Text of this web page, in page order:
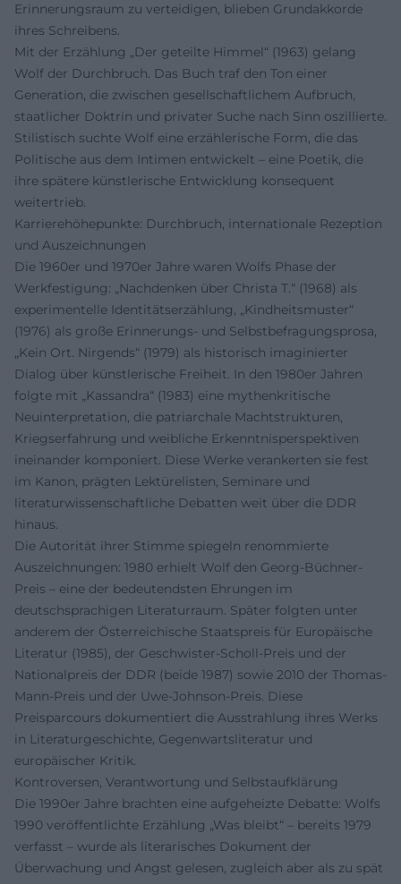
Erinnerungsraum zu verteidigen, blieben Grundakkorde
ihres Schreibens.
Mit der Erzählung „Der geteilte Himmel“ (1963) gelang
Wolf der Durchbruch. Das Buch traf den Ton einer
Generation, die zwischen gesellschaftlichem Aufbruch,
staatlicher Doktrin und privater Suche nach Sinn oszillierte.
Stilistisch suchte Wolf eine erzählerische Form, die das
Politische aus dem Intimen entwickelt – eine Poetik, die
ihre spätere künstlerische Entwicklung konsequent
weitertrieb.
Karrierehöhepunkte: Durchbruch, internationale Rezeption
und Auszeichnungen
Die 1960er und 1970er Jahre waren Wolfs Phase der
Werkfestigung: „Nachdenken über Christa T.“ (1968) als
experimentelle Identitätserzählung, „Kindheitsmuster“
(1976) als große Erinnerungs- und Selbstbefragungsprosa,
„Kein Ort. Nirgends“ (1979) als historisch imaginierter
Dialog über künstlerische Freiheit. In den 1980er Jahren
folgte mit „Kassandra“ (1983) eine mythenkritische
Neuinterpretation, die patriarchale Machtstrukturen,
Kriegserfahrung und weibliche Erkenntnisperspektiven
ineinander komponiert. Diese Werke verankerten sie fest
im Kanon, prägten Lektürelisten, Seminare und
literaturwissenschaftliche Debatten weit über die DDR
hinaus.
Die Autorität ihrer Stimme spiegeln renommierte
Auszeichnungen: 1980 erhielt Wolf den Georg-Büchner-
Preis – eine der bedeutendsten Ehrungen im
deutschsprachigen Literaturraum. Später folgten unter
anderem der Österreichische Staatspreis für Europäische
Literatur (1985), der Geschwister-Scholl-Preis und der
Nationalpreis der DDR (beide 1987) sowie 2010 der Thomas-
Mann-Preis und der Uwe-Johnson-Preis. Diese
Preisparcours dokumentiert die Ausstrahlung ihres Werks
in Literaturgeschichte, Gegenwartsliteratur und
europäischer Kritik.
Kontroversen, Verantwortung und Selbstaufklärung
Die 1990er Jahre brachten eine aufgeheizte Debatte: Wolfs
1990 veröffentlichte Erzählung „Was bleibt“ – bereits 1979
verfasst – wurde als literarisches Dokument der
Überwachung und Angst gelesen, zugleich aber als zu spät